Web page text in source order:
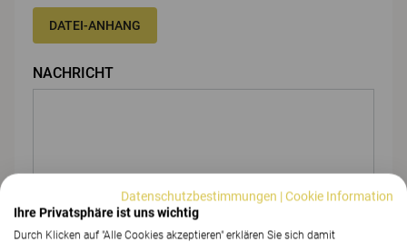
DATEI-ANHANG
NACHRICHT
Datenschutzbestimmungen |Cookie Information
Ihre Privatsphäre ist uns wichtig
Durch Klicken auf "Alle Cookies akzeptieren" erklären Sie sich damit